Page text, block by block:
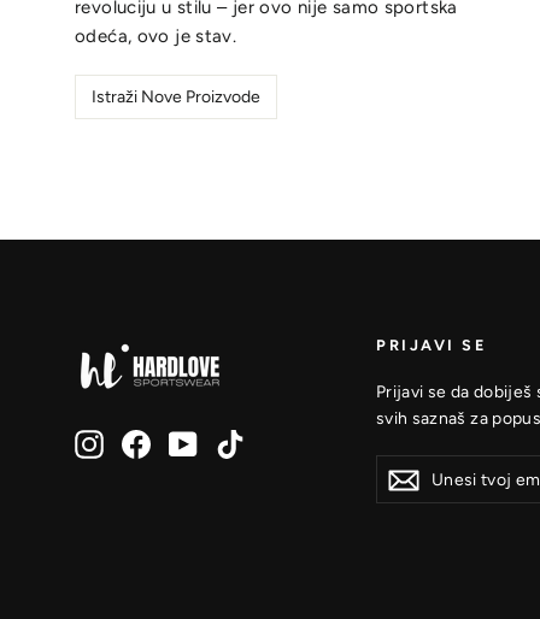
revoluciju u stilu – jer ovo nije samo sportska
odeća, ovo je stav.
Istraži Nove Proizvode
InstagramFacebookYouTube
PRIJAVI SE
Prijavi se da dobiješ
svih saznaš za
tvoj
se
Prijavi
se